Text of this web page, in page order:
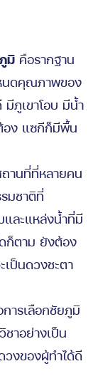
มิ คือรากฐาน
นดคุณภาพของ
ภูเขาโอบ มีน้ำ
อง แซกีก็มีพื้น
ถานที่ที่หลายคน
มชาติที่
ละแหล่งน้ำที่มี
ก็ตาม ยังต้อง
เป็นดวงชะตา
ารเลือกชัยภูมิ
ชาอย่างเป็น
งของผู้ทำได้ดี